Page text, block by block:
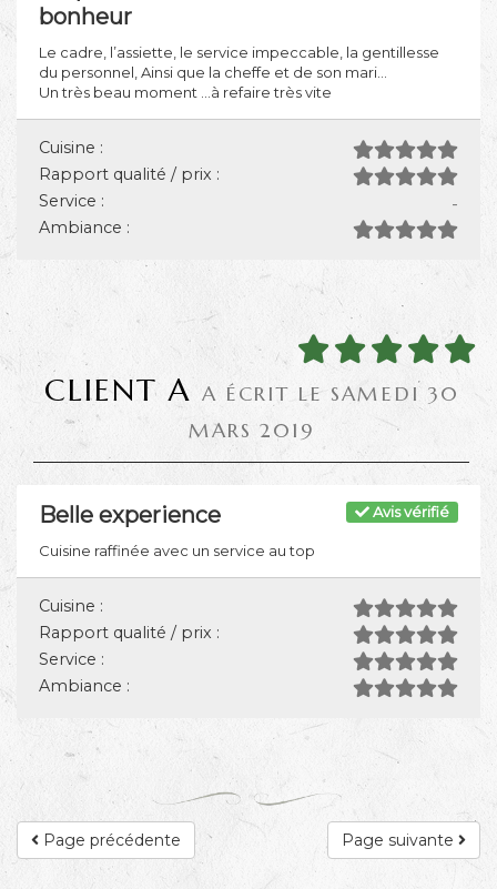
bonheur
Le cadre, l’assiette, le service impeccable, la gentillesse
du personnel, Ainsi que la cheffe et de son mari...
Un très beau moment ...à refaire très vite
Cuisine :
Rapport qualité / prix :
-
Service :
Ambiance :
CLIENT A A ÉCRIT LE SAMEDI 30
MARS 2019
Avis vérifié
Belle experience
Cuisine raffinée avec un service au top
Cuisine :
Rapport qualité / prix :
Service :
Ambiance :
Page suivante
Page précédente